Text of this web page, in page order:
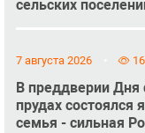
сельских
7 августа 2026
В преддверии Дня
прудах состоялся
семья - сильная